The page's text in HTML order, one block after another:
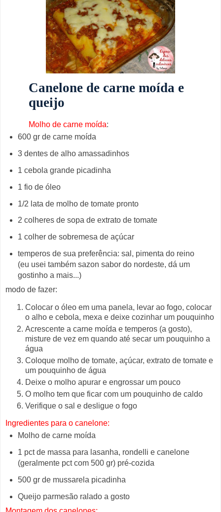
Canelone de carne moída e
queijo
Molho de carne moída:
600 gr de carne moída
3 dentes de alho amassadinhos
1 cebola grande picadinha
1 fio de óleo
1/2 lata de molho de tomate pronto
2 colheres de sopa de extrato de tomate
1 colher de sobremesa de açúcar
temperos de sua preferência: sal, pimenta do reino
(eu usei também sazon sabor do nordeste, dá um
gostinho a mais...)
modo de fazer:
Colocar o óleo em uma panela, levar ao fogo, colocar
o alho e cebola, mexa e deixe cozinhar um pouquinho
Acrescente a carne moída e temperos (a gosto),
misture de vez em quando até secar um pouquinho a
água
Coloque molho de tomate, açúcar, extrato de tomate e
um pouquinho de água
Deixe o molho apurar e engrossar um pouco
O molho tem que ficar com um pouquinho de caldo
Verifique o sal e desligue o fogo
Ingredientes para o canelone:
Molho de carne moída
1 pct de massa para lasanha, rondelli e canelone
(geralmente pct com 500 gr) pré-cozida
500 gr de mussarela picadinha
Queijo parmesão ralado a gosto